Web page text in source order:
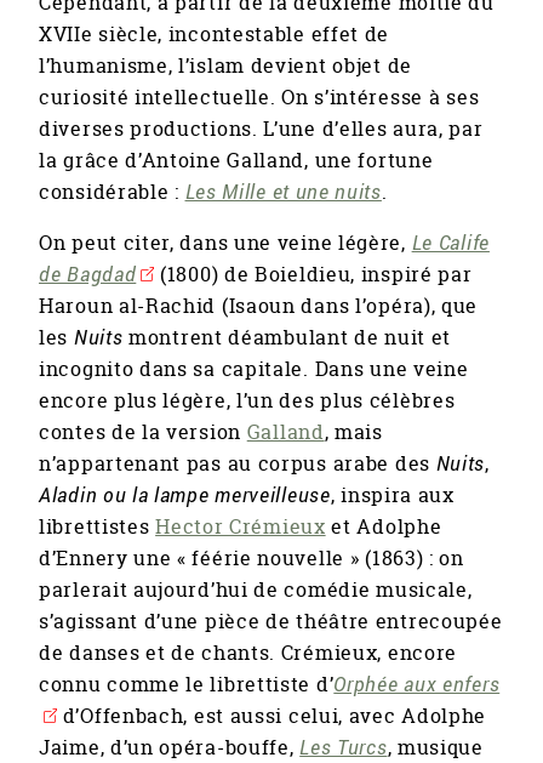
XVIIe siècle, incontestable effet de
l’humanisme, l’islam devient objet de
curiosité intellectuelle. On s’intéresse à ses
diverses productions. L’une d’elles aura, par
la grâce d’Antoine Galland, une fortune
considérable : Les Mille et une nuits.
On peut citer, dans une veine légère, Le Calife
de Bagdad
(1800) de Boieldieu, inspiré par
Haroun al-Rachid (Isaoun dans l’opéra), que
les Nuits montrent déambulant de nuit et
incognito dans sa capitale. Dans une veine
encore plus légère, l’un des plus célèbres
contes de la version Galland, mais
n’appartenant pas au corpus arabe des Nuits,
Aladin ou la lampe merveilleuse, inspira aux
librettistesHector Crémieux et Adolphe
d’Ennery une « féérie nouvelle » (1863) : on
parlerait aujourd’hui de comédie musicale,
s’agissant d’une pièce de théâtre entrecoupée
de danses et de chants. Crémieux, encore
connu comme le librettiste d’Orphée aux enfers
d’Offenbach, est aussi celui, avec Adolphe
Jaime, d’un opéra-bouffe,Les Turcs, musique